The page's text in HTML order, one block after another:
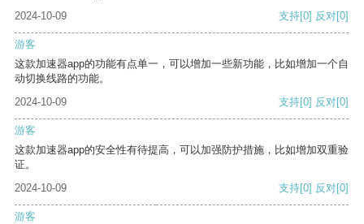
2024-10-09
支持[0] 反对[0]
游客
这款加速器app的功能有点单一，可以增加一些新功能，比如增加一个自
动切换线路的功能。
2024-10-09
支持[0] 反对[0]
游客
这款加速器app的安全性有待提高，可以加强防护措施，比如增加双重验
证。
2024-10-09
支持[0] 反对[0]
游客